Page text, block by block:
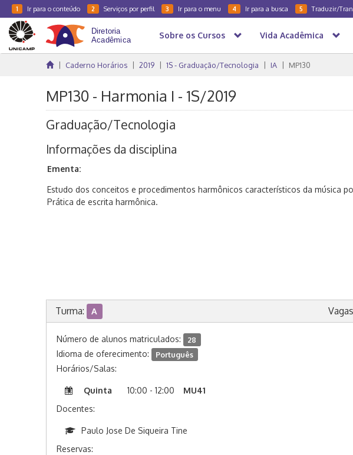
1 Ir para o conteúdo 2 Serviços por perfil 3 Ir para o menu 4 Ir para a busca 5 Traduzir/
Sobre os Cursos Vida Acadêmica
Caderno Horários 2019 1S - Graduação/Tecnologia IA MP130
MP130 - Harmonia I - 1S/2019
Graduação/Tecnologia
Informações da disciplina
Ementa:
Estudo dos conceitos e procedimentos harmônicos característicos da música
Prática de escrita harmônica.
Turma: A
Número de alunos matriculados: 28
Idioma de oferecimento: Português
Horários/Salas:
Quinta 10:00 - 12:00
MU41
Docentes:
Paulo Jose De Siqueira Tine
Reservas: